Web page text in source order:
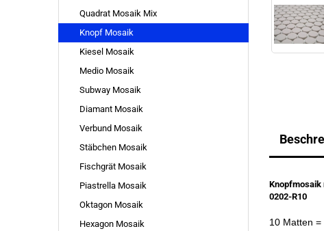
Knopfmosaik
0202-R10
10 Matten =
Quadrat Mosaik Mix
Knopf Mosaik
Kiesel Mosaik
Medio Mosaik
Subway Mosaik
Diamant Mosaik
Verbund Mosaik
Stäbchen Mosaik
Fischgrät Mosaik
Piastrella Mosaik
Oktagon Mosaik
Hexagon Mosaik